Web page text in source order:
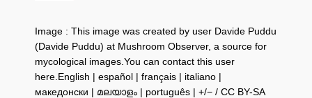
Image : This image was created by user Davide Puddu
(Davide Puddu) at Mushroom Observer, a source for
mycological images.You can contact this user
here.English | español | français | italiano |
македонски | മലയാളം | português | +/− / CC BY-SA